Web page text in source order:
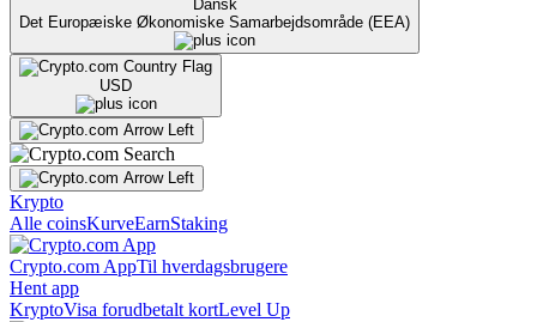
Dansk
Det Europæiske Økonomiske Samarbejdsområde (EEA)
USD
Krypto
Alle coinsKurveEarnStaking
Crypto.com AppTil hverdagsbrugere
Hent app
KryptoVisa forudbetalt kortLevel Up